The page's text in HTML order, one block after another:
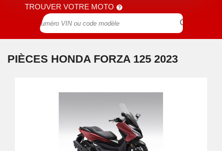
TROUVER VOTRE MOTO

PIÈCES HONDA FORZA 125 2023